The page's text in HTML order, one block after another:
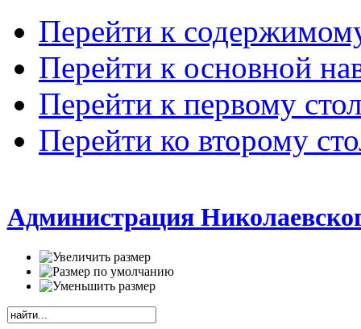
Перейти к
Перейти к основной
Перейти к первому
Перейти ко второму
Администрация